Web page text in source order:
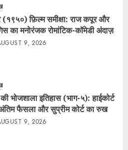
(१९५०) फ़िल्म समीक्षा: राज कपूर और
का मनोरंजक रोमांटिक-कॉमेडी अंदाज़
9, 2026
भोजशाला इतिहास (भाग-५): हाईकोर्ट
फैसला और सुप्रीम कोर्ट का रुख
9, 2026